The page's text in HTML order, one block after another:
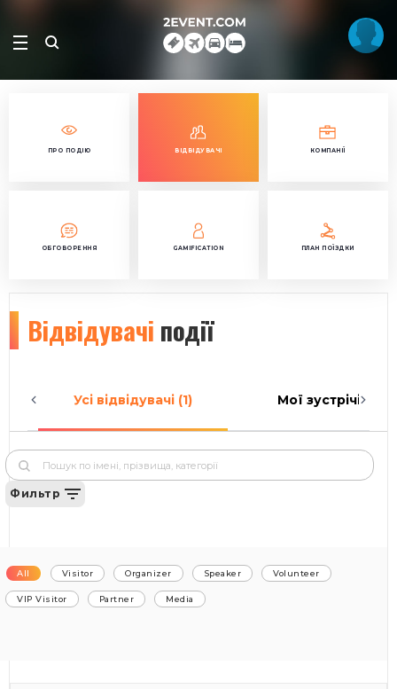
ПРО ПОДІЮ ВІДВІДУВАЧІ КОМПАНІЇ
ОБГОВОРЕННЯ GAMIFICATION ПЛАН ПОЇЗДКИ
Відвідувачі події
Усі відвідувачі (1) Мої зустрічі (0)
Фильтр
All Visitor Organizer Speaker Volunteer
VIP Visitor Partner Media